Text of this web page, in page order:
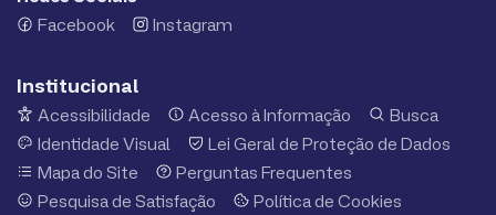
Facebook
Instagram
Institucional
Acessibilidade Acesso à Informação
Busca
Identidade Visual
Lei Geral de Proteção de Dados
Mapa do Site
Perguntas Frequentes
Pesquisa de Satisfação
Política de Cookies